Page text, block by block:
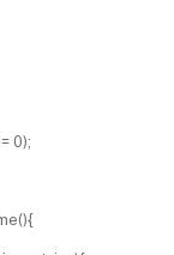
0);